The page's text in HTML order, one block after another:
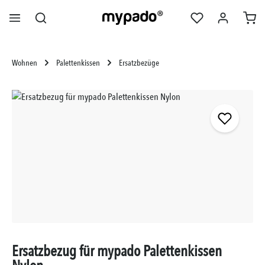
springen
Wohnen Palettenkissen Ersatzbezüge
Bildergalerie überspringen
Ersatzbezug für mypado Palettenkissen